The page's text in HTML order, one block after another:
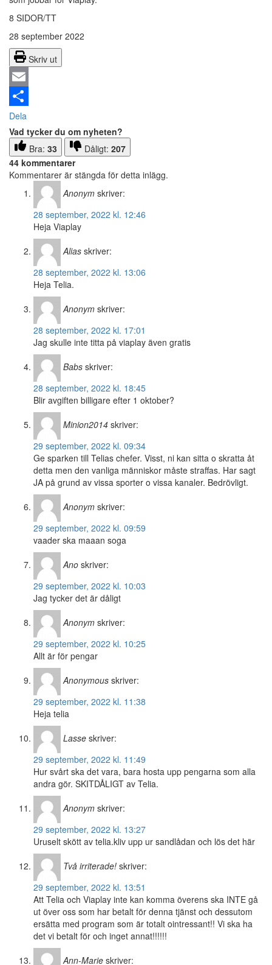
8 SIDOR/TT
28 september 2022
Skriv ut
Email
Dela
Vad tycker du om nyheten?
Bra: 33 Dåligt: 207
44 kommentarer
Kommentarer är stängda för detta inlägg.
Anonym skriver:
28 september, 2022 kl. 12:46
Heja Viaplay
Alias skriver:
28 september, 2022 kl. 13:06
Heja Telia.
Anonym skriver:
28 september, 2022 kl. 17:01
Jag skulle inte titta på viaplay även gratis
Babs skriver:
28 september, 2022 kl. 18:45
Blir avgiften billigare efter 1 oktober?
Minion2014 skriver:
29 september, 2022 kl. 09:34
Ge sparken till Telias chefer. Visst, ni kan sitta o skratta åt
detta men den vanliga människor måste straffas. Har sagt
JA på grund av vissa sporter o vissa kanaler. Bedrövligt.
Anonym skriver:
29 september, 2022 kl. 09:59
vaader ska maaan soga
Ano skriver:
29 september, 2022 kl. 10:03
Jag tycker det är dåligt
Anonym skriver:
29 september, 2022 kl. 10:25
Allt är för pengar
Anonymous skriver:
29 september, 2022 kl. 11:38
Heja telia
Lasse skriver:
29 september, 2022 kl. 11:49
Hur svårt ska det vara, bara hosta upp pengarna som alla
andra gör. SKITDÅLIGT av Telia.
Anonym skriver:
29 september, 2022 kl. 13:27
Uruselt skött av telia.kliv upp ur sandlådan och lös det här
Två irriterade! skriver:
29 september, 2022 kl. 13:51
Att Telia och Viaplay inte kan komma överens ska INTE gå
ut över oss som har betalt för denna tjänst och dessutom
ersätta med program som är totalt ointressant!! Vi ska ha
det vi betalt för och inget annat!!!!!!
Ann-Marie skriver: